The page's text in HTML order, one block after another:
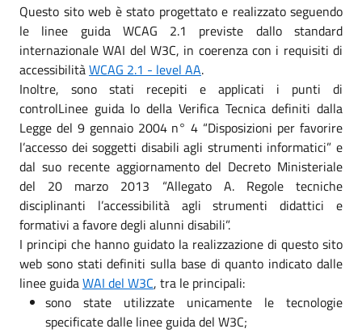
Questo sito web è stato progettato e realizzato seguendo
le linee guida WCAG 2.1 previste dallo standard
internazionale WAI del W3C, in coerenza con i requisiti di
accessibilitàWCAG 2.1 - level AA.
Inoltre, sono stati recepiti e applicati i punti di
controlLinee guida lo della Verifica Tecnica definiti dalla
Legge del 9 gennaio 2004 n° 4 “Disposizioni per favorire
l’accesso dei soggetti disabili agli strumenti informatici” e
dal suo recente aggiornamento del Decreto Ministeriale
del 20 marzo 2013 “Allegato A. Regole tecniche
disciplinanti l’accessibilità agli strumenti didattici e
formativi a favore degli alunni disabili”.
I principi che hanno guidato la realizzazione di questo sito
web sono stati definiti sulla base di quanto indicato dalle
linee guidaWAI del W3C, tra le principali:
sono state utilizzate unicamente le tecnologie
specificate dalle linee guida del W3C;